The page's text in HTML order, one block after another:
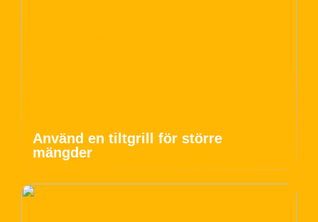
Använd en tiltgrill för större
mängder